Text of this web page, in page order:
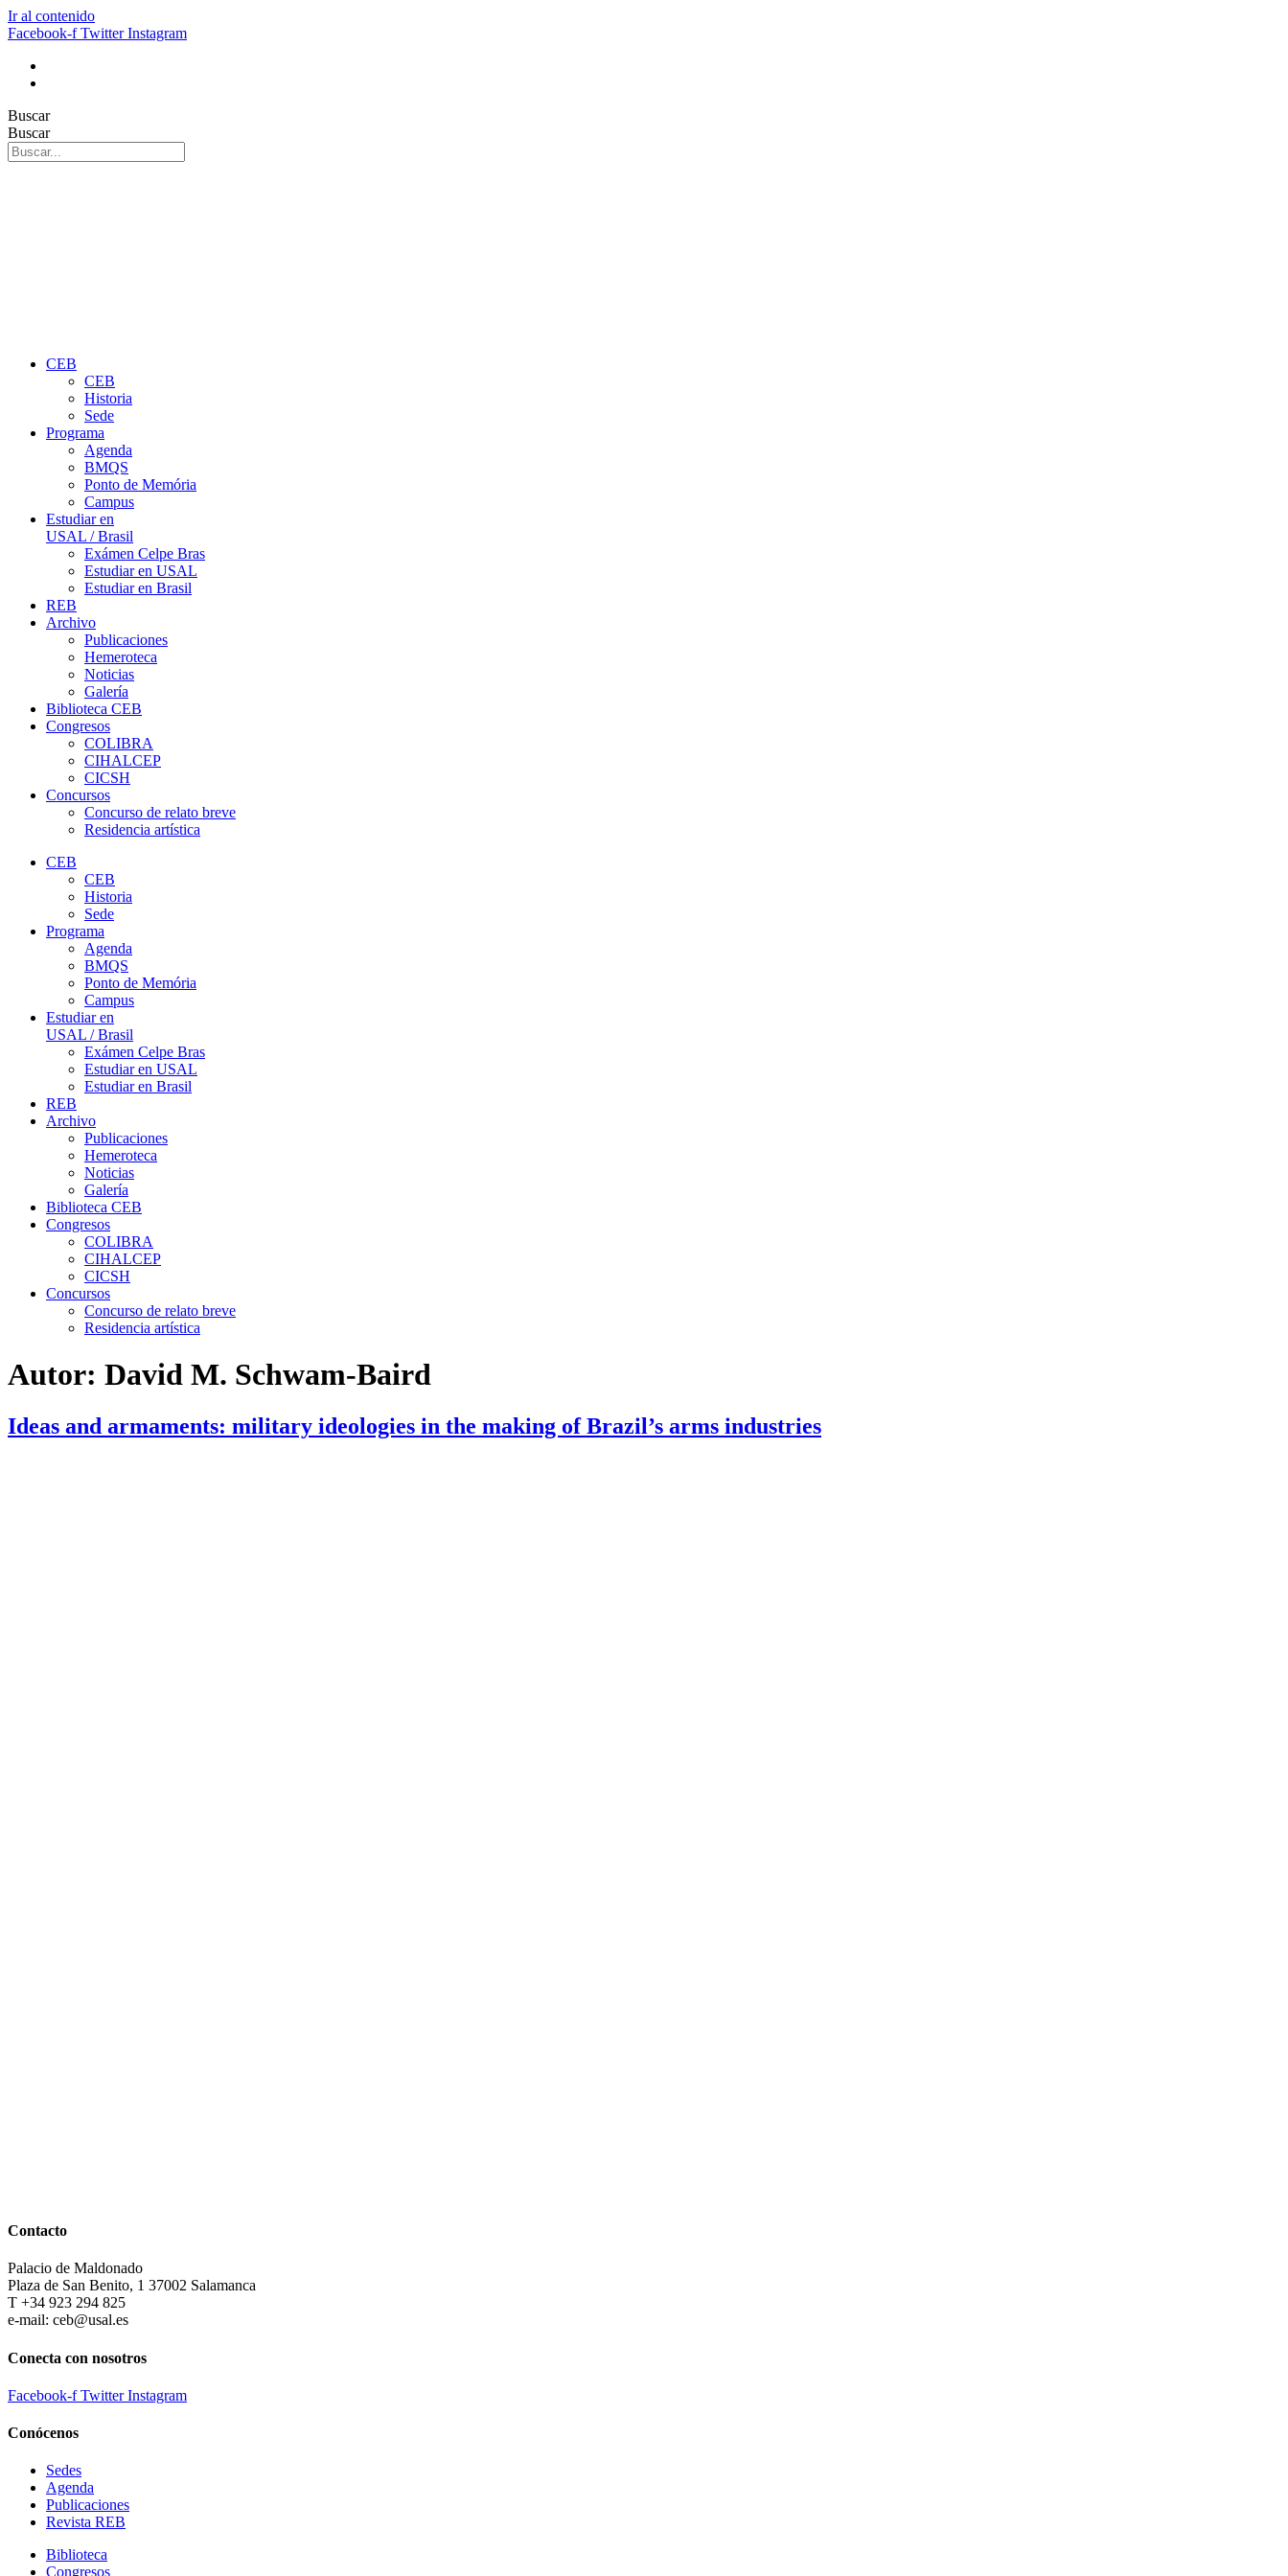
Ir al contenido
Facebook-f Twitter Instagram
Buscar
Buscar
CEB
CEB
Historia
Sede
Programa
Agenda
BMQS
Ponto de Memória
Campus
Estudiar en
USAL / Brasil
Exámen Celpe Bras
Estudiar en USAL
Estudiar en Brasil
REB
Archivo
Publicaciones
Hemeroteca
Noticias
Galería
Biblioteca CEB
Congresos
COLIBRA
CIHALCEP
CICSH
Concursos
Concurso de relato breve
Residencia artística
CEB
CEB
Historia
Sede
Programa
Agenda
BMQS
Ponto de Memória
Campus
Estudiar en
USAL / Brasil
Exámen Celpe Bras
Estudiar en USAL
Estudiar en Brasil
REB
Archivo
Publicaciones
Hemeroteca
Noticias
Galería
Biblioteca CEB
Congresos
COLIBRA
CIHALCEP
CICSH
Concursos
Concurso de relato breve
Residencia artística
Autor: David M. Schwam-Baird
Ideas and armaments: military ideologies in the making of Brazil’s arms industries
Contacto
Palacio de Maldonado
Plaza de San Benito, 1 37002 Salamanca
T +34 923 294 825
e-mail: ceb@usal.es
Conecta con nosotros
Facebook-f Twitter Instagram
Conócenos
Sedes
Agenda
Publicaciones
Revista REB
Biblioteca
Congresos